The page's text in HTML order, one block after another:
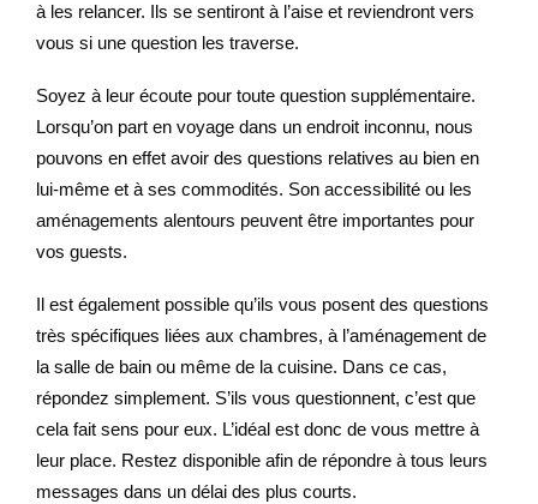
à les relancer. Ils se sentiront à l’aise et reviendront vers
vous si une question les traverse.
Soyez à leur écoute pour toute question supplémentaire.
Lorsqu’on part en voyage dans un endroit inconnu, nous
pouvons en effet avoir des questions relatives au bien en
lui-même et à ses commodités. Son accessibilité ou les
aménagements alentours peuvent être importantes pour
vos guests.
Il est également possible qu’ils vous posent des questions
très spécifiques liées aux chambres, à l’aménagement de
la salle de bain ou même de la cuisine. Dans ce cas,
répondez simplement. S’ils vous questionnent, c’est que
cela fait sens pour eux. L’idéal est donc de vous mettre à
leur place. Restez disponible afin de répondre à tous leurs
messages dans un délai des plus courts.